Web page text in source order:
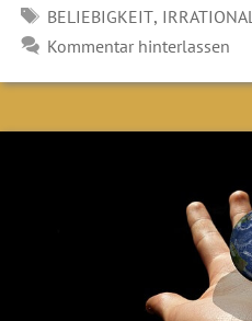
SCHLAGWÖRTER
BELIEBIGKEIT, IRRATIONAL
Kommentar hinterlassen